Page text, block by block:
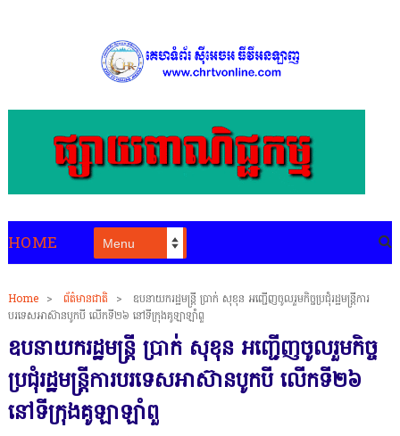
HOME
Home > ព័ត៌មានជាតិ >
ឧបនាយករដ្ឋមន្ត្រី ប្រាក់ សុខុន អញ្ជើញចូលរួមកិច្ចប្រជុំរដ្ឋមន្ត្រីការ
បរទេសអាស៊ានបូកបី លើកទី២៦ នៅទីក្រុងគូឡាឡាំពួ
ឧបនាយករដ្ឋមន្ត្រី ប្រាក់ សុខុន អញ្ជើញចូលរួមកិច្ច
ប្រជុំរដ្ឋមន្ត្រីការបរទេសអាស៊ានបូកបី លើកទី២៦
នៅទីក្រុងគូឡាឡាំពួ